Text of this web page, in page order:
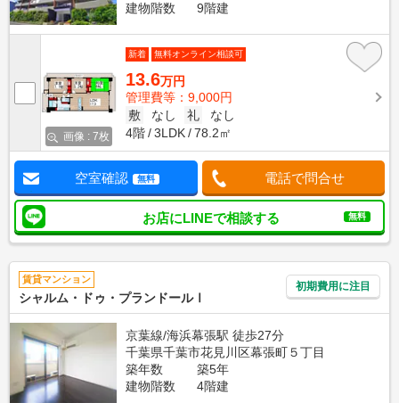
建物階数 9階建
画像 : 7枚
新着 無料オンライン相談可
13.6万円
管理費等：9,000円
敷
なし 礼
なし
4階
3LDK 78.2㎡
空室確認 無料 電話で問合せ
お店にLINEで相談する 無料
賃貸マンション
シャルム・ドゥ・プランドールⅠ
初期費用に注目
京葉線/海浜幕張駅 徒歩27分
千葉県千葉市花見川区幕張町５丁目
築年数
築5年
建物階数
4階建